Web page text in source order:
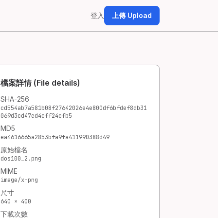
登入 上傳 Upload
檔案詳情 (File details)
SHA-256
cd554ab7a581b08f27642026e4e800df6bfdef8db31
069d3cd47ed4cff24cfb5
MD5
ea4616665a2853bfa9fa411990388d49
原始檔名
dos100_2.png
MIME
image/x-png
尺寸
640 × 400
下載次數